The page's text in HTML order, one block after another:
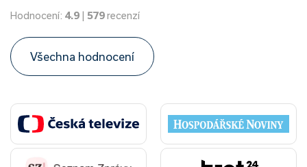
Hodnocení: 4.9 | 579recenzí
Všechna hodnocení